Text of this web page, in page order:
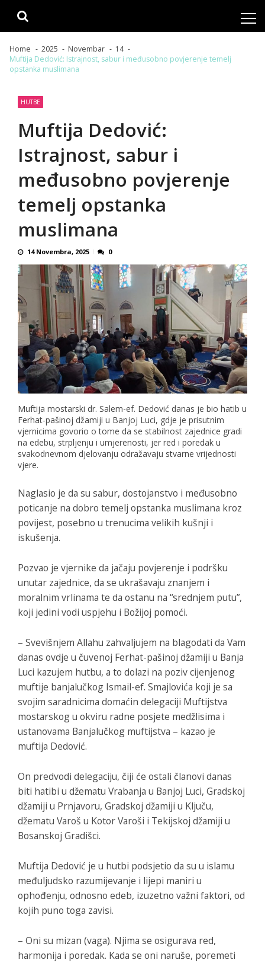
Home 2025 Novembar
14
Muftija Dedović: Istrajnost, sabur i međusobno povjerenje temelj
opstanka muslimana
HUTBE
Muftija Dedović:
Istrajnost, sabur i
međusobno povjerenje
temelj opstanka
muslimana
14 Novembra, 2025 0
Muftija mostarski dr. Salem-ef. Dedović danas je bio hatib u
Ferhat-pašinoj džamiji u Banjoj Luci, gdje je prisutnim
vjernicima govorio o tome da se stabilnost zajednice gradi
na edebu, strpljenju i umjerenosti, jer red i poredak u
svakodnevnom djelovanju odražavaju stvarne vrijednosti
vjere.
Naglasio je da su sabur, dostojanstvo i međusobno
poticanje na dobro temelj opstanka muslimana kroz
povijest, posebno u trenucima velikih kušnji i
iskušenja.
Pozvao je vjernike da jačaju povjerenje i podršku
unutar zajednice, da se ukrašavaju znanjem i
moralnim vrlinama te da ostanu na “srednjem putu”,
koji jedini vodi uspjehu i Božijoj pomoći.
– Svevišnjem Allahu zahvaljujem na blagodati da Vam
danas ovdje u čuvenoj Ferhat-pašinoj džamiji u Banja
Luci kazujem hutbu, a to dolazi na poziv cijenjenog
muftije banjalučkog Ismail-ef. Smajlovića koji je sa
svojim saradnicima domaćin delegaciji Muftijstva
mostarskog u okviru radne posjete medžlisima i
ustanovama Banjalučkog muftijstva – kazao je
muftija Dedović.
On predvodi delegaciju, čiji će ostali članovi danas
biti hatibi u džematu Vrabanja u Banjoj Luci, Gradskoj
džamiji u Prnjavoru, Gradskoj džamiji u Ključu,
džematu Varoš u Kotor Varoši i Tekijskoj džamiji u
Bosanskoj Gradišci.
Muftija Dedović je u hutbi podsjetio da su u islamu
međuljudsko razumijevanje i lijepi maniri u
ophođenju, odnosno edeb, izuzetno važni faktori, od
kojih puno toga zavisi.
– Oni su mizan (vaga). Njima se osigurava red,
harmonija i poredak. Kada se oni naruše, poremeti